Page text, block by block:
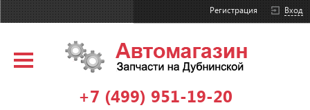
Вход
Регистрация
+7 (499) 951-19-20